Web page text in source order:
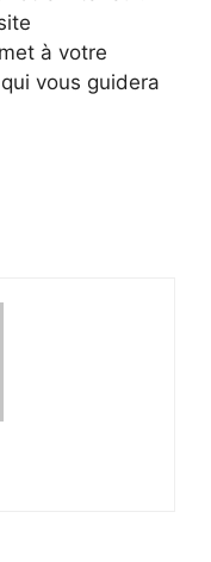
à votre
vous guidera